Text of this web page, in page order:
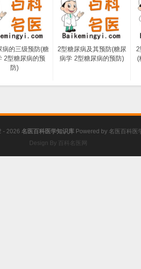
病的三级预防(糖
2型糖尿病的预
防)
2型糖尿病及其预防(糖尿
病学 2型糖尿病的预防)
2
(
- 2026 名医百科医学知识库 Powered by 名医百科医
Design By 百科名医网